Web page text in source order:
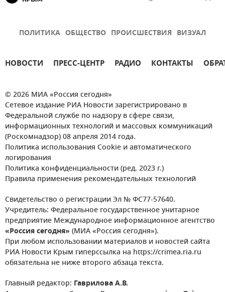
ПОЛИТИКА ОБЩЕСТВО ПРОИСШЕСТВИЯ ВИЗУАЛ
НОВОСТИ ПРЕСС-ЦЕНТР РАДИО КОНТАКТЫ
© 2026 МИА «Россия сегодня»
Сетевое издание РИА Новости зарегистрировано в
Федеральной службе по надзору в сфере связи,
информационных технологий и массовых коммуникаций
(Роскомнадзор) 08 апреля 2014 года.
Политика использования Cookie и автоматического
логирования
Политика конфиденциальности (ред. 2023 г.)
Правила применения рекомендательных технологий
Свидетельство о регистрации Эл № ФС77-57640.
Учредитель: Федеральное государственное унитарное
предприятие Международное информационное агентство
«Россия сегодня» (МИА «Россия сегодня»).
При любом использовании материалов и новостей сайта
РИА Новости Крым гиперссылка на https://crimea.ria.ru
обязательна не ниже второго абзаца текста.
Главный редактор: Гаврилова А.В.